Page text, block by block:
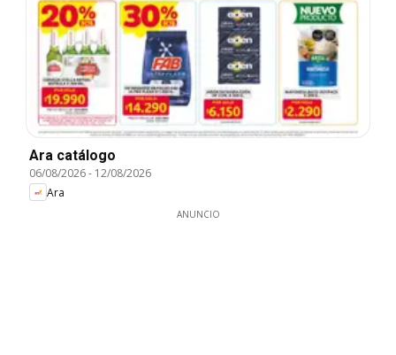
Ara catálogo
06/08/2026- 12/08/2026
Ara
ANUNCIO